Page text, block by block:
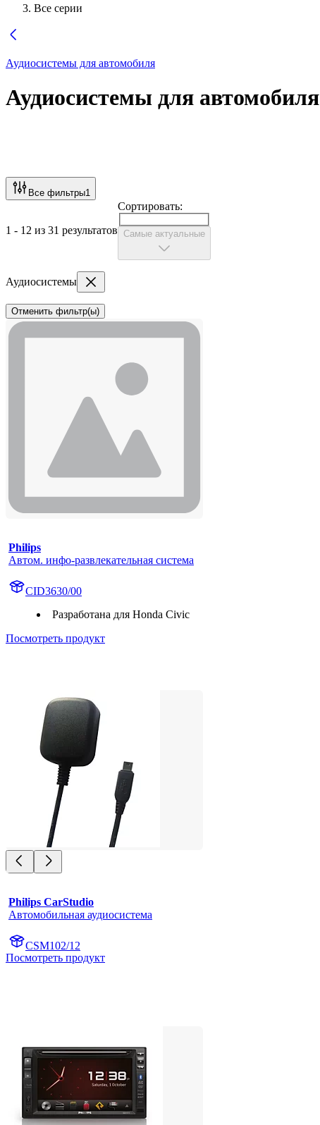
Все серии
Аудиосистемы для автомобиля
Аудиосистемы для автомобиля
Все фильтры1
1 - 12 из 31 результатов
Сортировать:
Самые актуальные
Аудиосистемы
Отменить фильтр(ы)
Philips
Автом. инфо-развлекательная система
CID3630/00
Разработана для Honda Civic
Посмотреть продукт
Philips CarStudio
Автомобильная аудиосистема
CSM102/12
Посмотреть продукт